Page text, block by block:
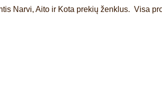
Narvi, Aito ir Kota prekių ženklus. Visa